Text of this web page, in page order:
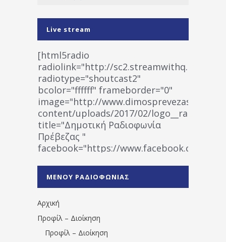
Live stream
[html5radio
radiolink="http://
radiotype="shoutcast2"
bcolor="ffffff" frameborder="0"
image="http://www.dimosprevezas.gr/wp-
content/uploads/2017/02/
title="Δημοτική Ραδιοφωνία
Πρέβεζας "
facebook="https://www.facebook.com/
1531194763766854/" artist="" ]
ΜΕΝΟΥ ΡΑΔΙΟΦΩΝΙΑΣ
Αρχική
Προφίλ – Διοίκηση
Προφίλ – Διοίκηση